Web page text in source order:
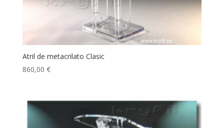
Atril de metacrilato Clasic
860,00 €